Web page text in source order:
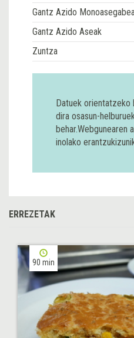
Gantz Azido
Gantz Azido Aseak
Zuntza
Datuek orientatzeko
dira osasun-
behar.Webgunearen
inolako
ERREZETAK
90 min